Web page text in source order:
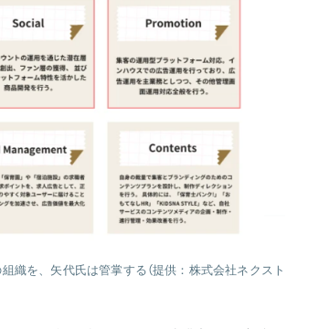
織を、矢代氏は管掌する（提供：株式会社ネクスト